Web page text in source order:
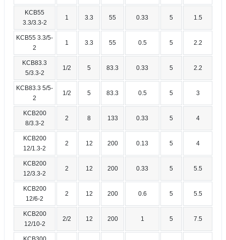
KCB55
3.3/3.3-2
1 3.3 55 0.33 5 1.5
KCB55 3.3/5-
2
1 3.3 55 0.5 5 2.2
KCB83.3
5/3.3-2
1/2 5 83.3 0.33 5 2.2
KCB83.3 5/5-
2
1/2 5 83.3 0.5 5 3
KCB200
8/3.3-2
2 8 133 0.33 5 4
KCB200
12/1.3-2
2 12 200 0.13 5 4
KCB200
12/3.3-2
2 12 200 0.33 5 5.5
KCB200
12/6-2
2 12 200 0.6 5 5.5
KCB200
12/10-2
2/2 12 200 1 5 7.5